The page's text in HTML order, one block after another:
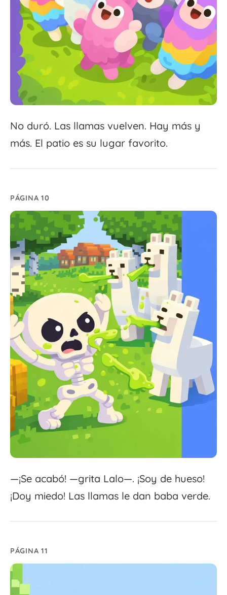
No duró. Las llamas vuelven. Hay más y
más. El patio es su lugar favorito.
PÁGINA 10
—¡Se acabó! —grita Lalo—. ¡Soy de hueso!
¡Doy miedo! Las llamas le dan baba verde.
PÁGINA 11